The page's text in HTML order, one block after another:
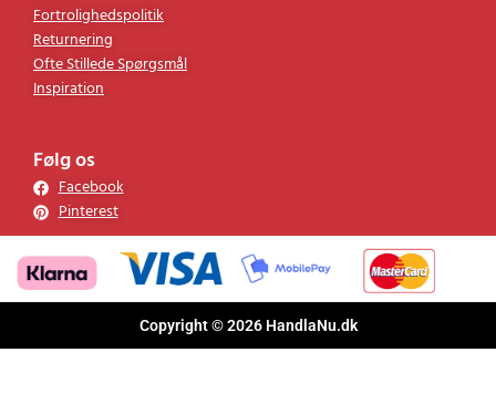
Fortrolighedspolitik
Returnering
Ofte Stillede Spørgsmål
Inspiration
Følg os
Facebook
Pinterest
Copyright © 2026 HandlaNu.dk